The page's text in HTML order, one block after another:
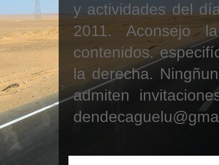
y actividades del
2011. Aconsejo
contenidos.
la derecha.
admiten